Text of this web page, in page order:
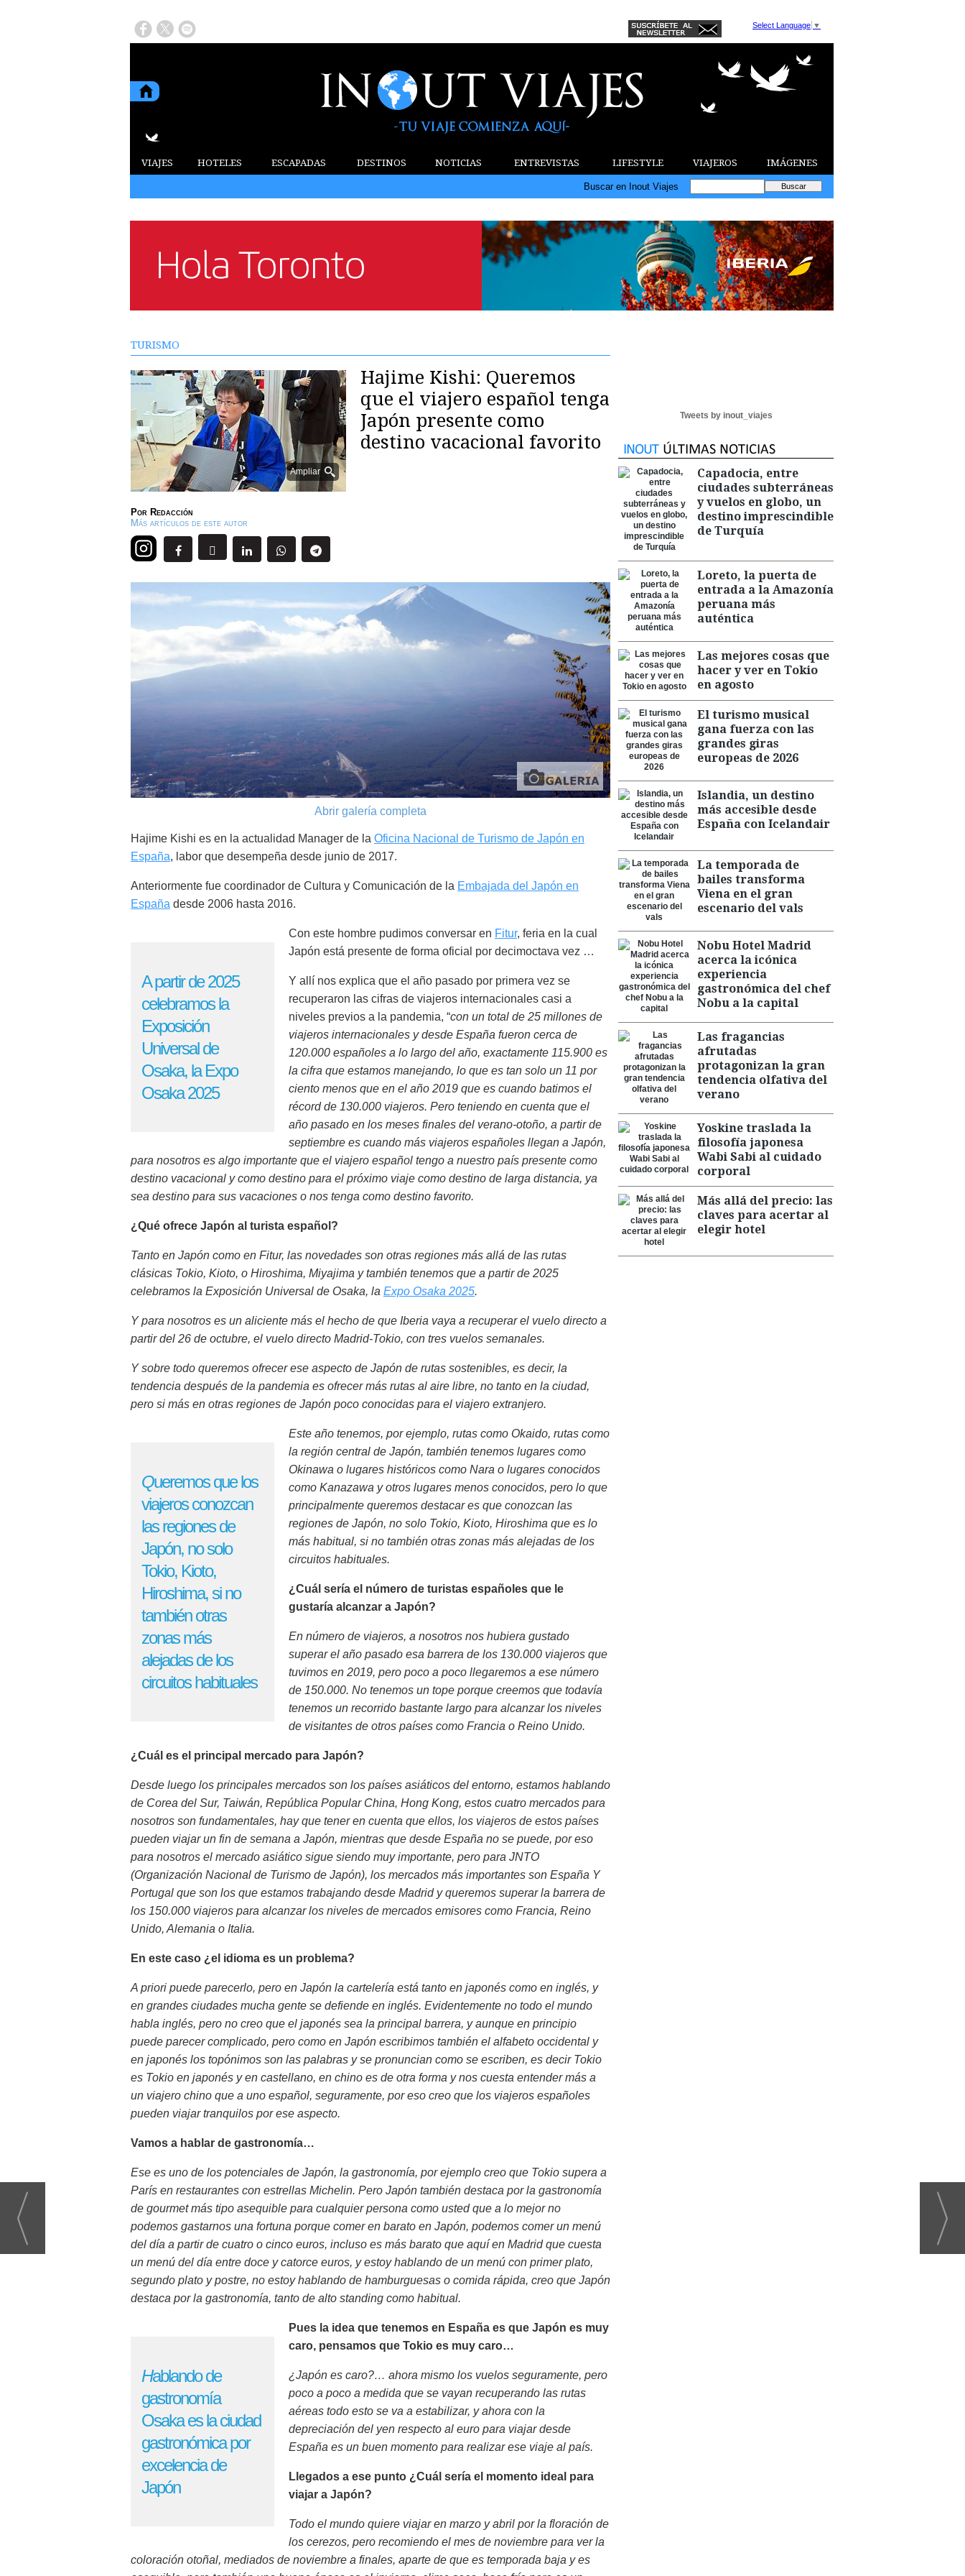
Select Language ▼
VIAJES HOTELES ESCAPADAS DESTINOS NOTICIAS ENTREVISTAS LIFESTYLE VIAJEROS IMÁGENES
Buscar en Inout Viajes
TURISMO
Ampliar
Hajime Kishi: Queremos
que el viajero español tenga
Japón presente como
destino vacacional favorito
Por Redacción
Más artículos de este autor
Abrir galería completa
Hajime Kishi es en la actualidad Manager de la Oficina Nacional de Turismo de Japón en
España, labor que desempeña desde junio de 2017.
Anteriormente fue coordinador de Cultura y Comunicación de la Embajada del Japón en
España desde 2006 hasta 2016.
A partir de 2025
celebramos la
Exposición
Universal de
Osaka, la Expo
Osaka 2025
Con este hombre pudimos conversar en Fitur, feria en la cual
Japón está presente de forma oficial por decimoctava vez …
Y allí nos explica que el año pasado por primera vez se
recuperaron las cifras de viajeros internacionales casi a
niveles previos a la pandemia, “con un total de 25 millones de
viajeros internacionales y desde España fueron cerca de
120.000 españoles a lo largo del año, exactamente 115.900 es
la cifra que estamos manejando, lo que es tan solo un 11 por
ciento menos que en el año 2019 que es cuando batimos el
récord de 130.000 viajeros. Pero teniendo en cuenta que el
año pasado en los meses finales del verano-otoño, a partir de
septiembre es cuando más viajeros españoles llegan a Japón,
para nosotros es algo importante que el viajero español tengo a nuestro país presente como
destino vacacional y como destino para el próximo viaje como destino de larga distancia, ya
sea destino para sus vacaciones o nos tenga como destino favorito.
¿Qué ofrece Japón al turista español?
Tanto en Japón como en Fitur, las novedades son otras regiones más allá de las rutas
clásicas Tokio, Kioto, o Hiroshima, Miyajima y también tenemos que a partir de 2025
celebramos la Exposición Universal de Osaka, la Expo Osaka 2025.
Y para nosotros es un aliciente más el hecho de que Iberia vaya a recuperar el vuelo directo a
partir del 26 de octubre, el vuelo directo Madrid-Tokio, con tres vuelos semanales.
Y sobre todo queremos ofrecer ese aspecto de Japón de rutas sostenibles, es decir, la
tendencia después de la pandemia es ofrecer más rutas al aire libre, no tanto en la ciudad,
pero si más en otras regiones de Japón poco conocidas para el viajero extranjero.
Queremos que los
viajeros conozcan
las regiones de
Japón, no solo
Tokio, Kioto,
Hiroshima, si no
también otras
zonas más
alejadas de los
circuitos habituales
Este año tenemos, por ejemplo, rutas como Okaido, rutas como
la región central de Japón, también tenemos lugares como
Okinawa o lugares históricos como Nara o lugares conocidos
como Kanazawa y otros lugares menos conocidos, pero lo que
principalmente queremos destacar es que conozcan las
regiones de Japón, no solo Tokio, Kioto, Hiroshima que es lo
más habitual, si no también otras zonas más alejadas de los
circuitos habituales.
¿Cuál sería el número de turistas españoles que le
gustaría alcanzar a Japón?
En número de viajeros, a nosotros nos hubiera gustado
superar el año pasado esa barrera de los 130.000 viajeros que
tuvimos en 2019, pero poco a poco llegaremos a ese número
de 150.000. No tenemos un tope porque creemos que todavía
tenemos un recorrido bastante largo para alcanzar los niveles
de visitantes de otros países como Francia o Reino Unido.
¿Cuál es el principal mercado para Japón?
Desde luego los principales mercados son los países asiáticos del entorno, estamos hablando
de Corea del Sur, Taiwán, República Popular China, Hong Kong, estos cuatro mercados para
nosotros son fundamentales, hay que tener en cuenta que ellos, los viajeros de estos países
pueden viajar un fin de semana a Japón, mientras que desde España no se puede, por eso
para nosotros el mercado asiático sigue siendo muy importante, pero para JNTO
(Organización Nacional de Turismo de Japón), los mercados más importantes son España Y
Portugal que son los que estamos trabajando desde Madrid y queremos superar la barrera de
los 150.000 viajeros para alcanzar los niveles de mercados emisores como Francia, Reino
Unido, Alemania o Italia.
En este caso ¿el idioma es un problema?
A priori puede parecerlo, pero en Japón la cartelería está tanto en japonés como en inglés, y
en grandes ciudades mucha gente se defiende en inglés. Evidentemente no todo el mundo
habla inglés, pero no creo que el japonés sea la principal barrera, y aunque en principio
puede parecer complicado, pero como en Japón escribimos también el alfabeto occidental y
en japonés los topónimos son las palabras y se pronuncian como se escriben, es decir Tokio
es Tokio en japonés y en castellano, en chino es de otra forma y nos cuesta entender más a
un viajero chino que a uno español, seguramente, por eso creo que los viajeros españoles
pueden viajar tranquilos por ese aspecto.
Vamos a hablar de gastronomía…
Ese es uno de los potenciales de Japón, la gastronomía, por ejemplo creo que Tokio supera a
París en restaurantes con estrellas Michelin. Pero Japón también destaca por la gastronomía
de gourmet más tipo asequible para cualquier persona como usted que a lo mejor no
podemos gastarnos una fortuna porque comer en barato en Japón, podemos comer un menú
del día a partir de cuatro o cinco euros, incluso es más barato que aquí en Madrid que cuesta
un menú del día entre doce y catorce euros, y estoy hablando de un menú con primer plato,
segundo plato y postre, no estoy hablando de hamburguesas o comida rápida, creo que Japón
destaca por la gastronomía, tanto de alto standing como habitual.
Hablando de
gastronomía
Osaka es la ciudad
gastronómica por
excelencia de
Japón
Pues la idea que tenemos en España es que Japón es muy
caro, pensamos que Tokio es muy caro…
¿Japón es caro?… ahora mismo los vuelos seguramente, pero
poco a poco a medida que se vayan recuperando las rutas
aéreas todo esto se va a estabilizar, y ahora con la
depreciación del yen respecto al euro para viajar desde
España es un buen momento para realizar ese viaje al país.
Llegados a ese punto ¿Cuál sería el momento ideal para
viajar a Japón?
Todo el mundo quiere viajar en marzo y abril por la floración de
los cerezos, pero recomiendo el mes de noviembre para ver la
coloración otoñal, mediados de noviembre a finales, aparte de que es temporada baja y es
Tweets by inout_viajes
Capadocia, entre
ciudades subterráneas
y vuelos en globo, un
destino imprescindible
de Turquía
Loreto, la puerta de
entrada a la Amazonía
peruana más
auténtica
Las mejores cosas que
hacer y ver en Tokio
en agosto
El turismo musical
gana fuerza con las
grandes giras
europeas de 2026
Islandia, un destino
más accesible desde
España con Icelandair
La temporada de
bailes transforma
Viena en el gran
escenario del vals
Nobu Hotel Madrid
acerca la icónica
experiencia
gastronómica del chef
Nobu a la capital
Las fragancias
afrutadas
protagonizan la gran
tendencia olfativa del
verano
Yoskine traslada la
filosofía japonesa
Wabi Sabi al cuidado
corporal
Más allá del precio: las
claves para acertar al
elegir hotel